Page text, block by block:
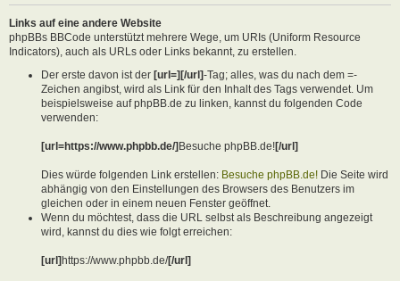
Links auf eine andere Website
phpBBs BBCode unterstützt mehrere Wege, um URIs (Uniform Resource
Indicators), auch als URLs oder Links bekannt, zu erstellen.
Der erste davon ist der [url=][/url]-Tag; alles, was du nach dem =-
Zeichen angibst, wird als Link für den Inhalt des Tags verwendet. Um
beispielsweise auf phpBB.de zu linken, kannst du folgenden Code
verwenden:
[url=https://www.phpbb.de/]Besuche phpBB.de![/url]
Dies würde folgenden Link erstellen: Besuche phpBB.de! Die Seite wird
abhängig von den Einstellungen des Browsers des Benutzers im
gleichen oder in einem neuen Fenster geöffnet.
Wenn du möchtest, dass die URL selbst als Beschreibung angezeigt
wird, kannst du dies wie folgt erreichen:
[url]https://www.phpbb.de/[/url]